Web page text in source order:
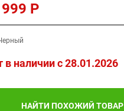
Р
в наличии c 28.01.2026
НАЙТИ ПОХОЖИЙ ТОВАР